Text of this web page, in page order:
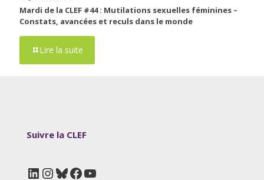
Mardi de la CLEF #44 : Mutilations sexuelles féminines –
Constats, avancées et reculs dans le monde
Lire la suite
Suivre la CLEF
LinkedIn
Instagram
Bluesky
Facebook
YouTube